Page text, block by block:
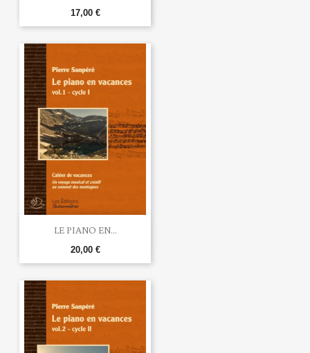
17,00 €
LE PIANO EN...
20,00 €